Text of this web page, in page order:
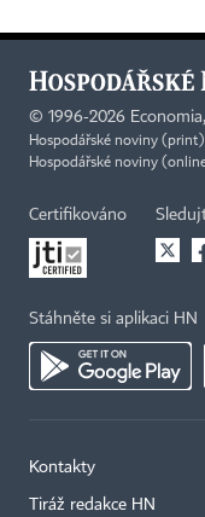
© 1996-2026
Hospodářské noviny
Hospodářské noviny
Certifikováno
Stáhněte si aplikaci HN
Kontakty
Tiráž redakce HN